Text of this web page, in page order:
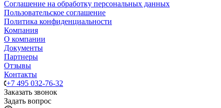
Соглашение на обработку персональных данных
Пользовательское соглашение
Политика конфиденциальности
Компания
О компании
Документы
Партнеры
Отзывы
Контакты
+7 495 032-76-32
Заказать звонок
Задать вопрос